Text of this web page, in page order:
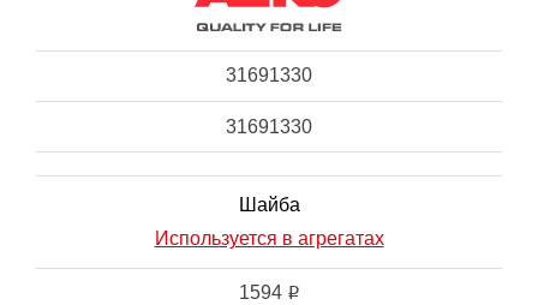
31691330
31691330
Шайба
Используется в агрегатах
1594 i